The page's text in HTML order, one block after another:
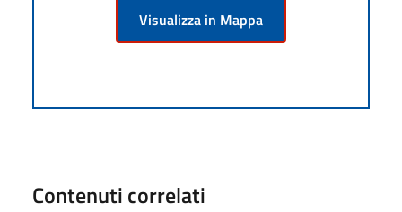
Visualizza in Mappa
Contenuti correlati